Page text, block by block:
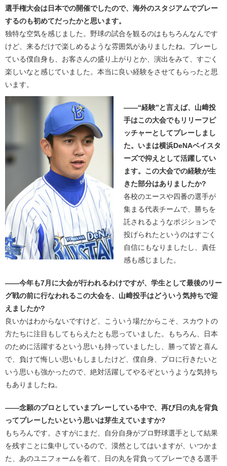
選手権大会は日本での開催でしたので、海外のスタジアムでプレー
するのも初めてだったかと思います。
独特な空気を感じました。野球の試合を観るのはもちろんなんです
けど、来るだけで楽しめるような雰囲気がありましたね。プレーし
ている僕自身も、お客さんの盛り上がりとか、演出をみて、すごく
楽しいなと感じていました。本当に良い経験をさせてもらったと思
います。
――“経験”と言えば、山﨑投
手はこの大会でもリリーフピ
ッチャーとしてプレーしまし
た。いまは横浜DeNAベイスタ
ーズで抑えとして活躍してい
ます。この大会での経験が生
きた部分はありましたか?
各校のエースや四番の選手が
集まる代表チームで、勝ちを
託されるようなポジションで
投げられたというのはすごく
自信にもなりましたし、責任
感も感じました。
――今年も7月に大会が行われるわけですが、学生として最後のリー
グ戦の前に行なわれるこの大会を、山﨑投手はどういう気持ちで迎
えましたか?
良いかはわからないですけど、こういう場だからこそ、スカウトの
方たちに注目もしてもらえたとも思っていました。もちろん、日本
のために活躍するという思いも持っていましたし、勝って皆と喜ん
で、負けて悔しい思いもしましたけど、僕自身、プロに行きたいと
いう思いも強かったので、絶対活躍してやるぞというような気持ち
もありましたね。
――念願のプロとしていまプレーしている中で、再び日の丸を背負
ってプレーしたいという思いは芽生えていますか?
もちろんです。さすがにまだ、自分自身がプロ野球選手として結果
を残すことに集中しているので、漠然としてはいますが、いつかま
た、あのユニフォームを着て、日の丸を背負ってプレーできる選手